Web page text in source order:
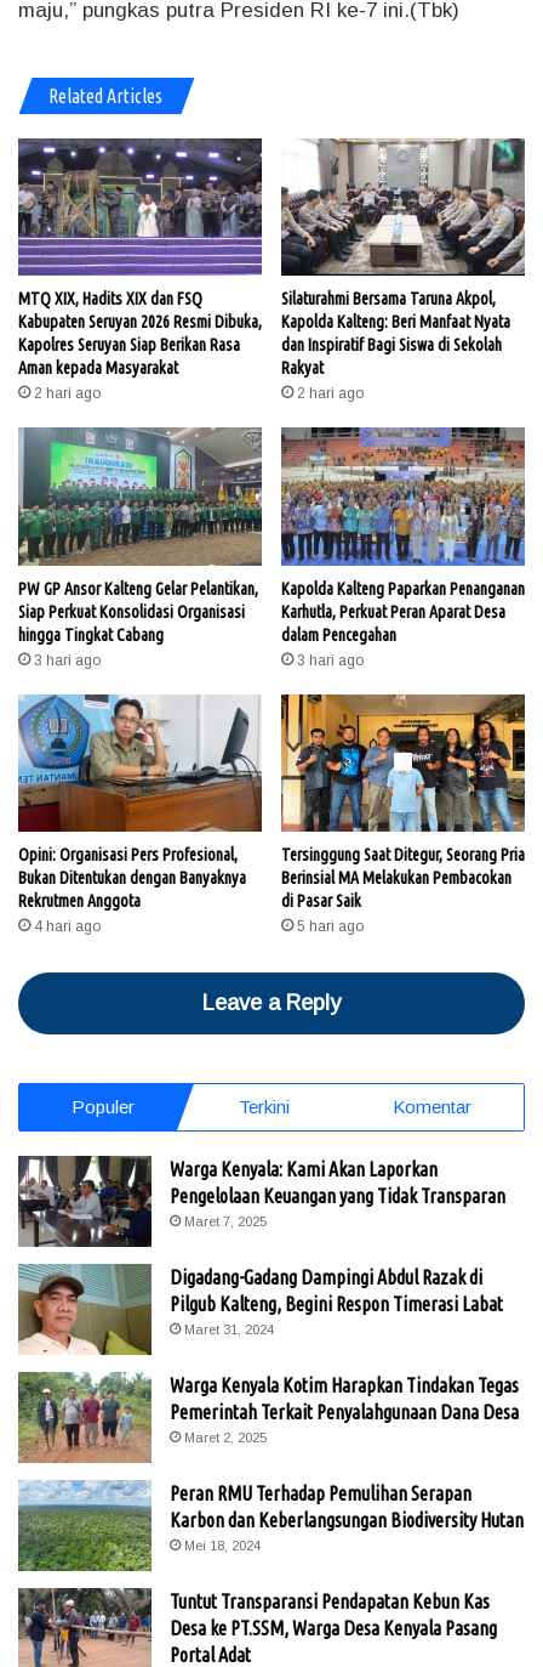
maju,” pungkas putra Presiden RI ke-7 ini.(Tbk)
Related Articles
MTQ XIX, Hadits XIX dan FSQ
Kabupaten Seruyan 2026 Resmi Dibuka,
Kapolres Seruyan Siap Berikan Rasa
Aman kepada Masyarakat
2 hari ago
Silaturahmi Bersama Taruna Akpol,
Kapolda Kalteng: Beri Manfaat Nyata
dan Inspiratif Bagi Siswa di Sekolah
Rakyat
2 hari ago
PW GP Ansor Kalteng Gelar Pelantikan,
Siap Perkuat Konsolidasi Organisasi
hingga Tingkat Cabang
3 hari ago
Kapolda Kalteng Paparkan Penanganan
Karhutla, Perkuat Peran Aparat Desa
dalam Pencegahan
3 hari ago
Opini: Organisasi Pers Profesional,
Bukan Ditentukan dengan Banyaknya
Rekrutmen Anggota
4 hari ago
Tersinggung Saat Ditegur, Seorang Pria
Berinsial MA Melakukan Pembacokan
di Pasar Saik
5 hari ago
Leave a Reply
Populer Terkini Komentar
Warga Kenyala: Kami Akan Laporkan
Pengelolaan Keuangan yang Tidak Transparan
Maret 7, 2025
Digadang-Gadang Dampingi Abdul Razak di
Pilgub Kalteng, Begini Respon Timerasi Labat
Maret 31, 2024
Warga Kenyala Kotim Harapkan Tindakan Tegas
Pemerintah Terkait Penyalahgunaan Dana Desa
Maret 2, 2025
Peran RMU Terhadap Pemulihan Serapan
Karbon dan Keberlangsungan Biodiversity Hutan
Mei 18, 2024
Tuntut Transparansi Pendapatan Kebun Kas
Desa ke PT.SSM, Warga Desa Kenyala Pasang
Portal Adat